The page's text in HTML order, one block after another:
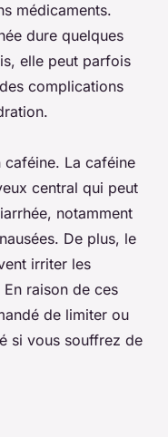
médicaments.
dure quelques
elle peut parfois
complications
caféine. La caféine
central qui peut
notamment
De plus, le
irriter les
raison de ces
de limiter ou
si vous souffrez de